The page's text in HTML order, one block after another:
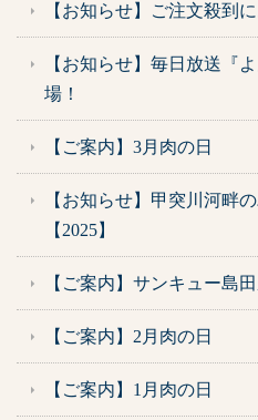
【お知らせ】ご注文殺到
【お知らせ】毎日放送『
場！
【ご案内】3月肉の日
【お知らせ】甲突川河畔
【2025】
【ご案内】サンキュー島
【ご案内】2月肉の日
【ご案内】1月肉の日